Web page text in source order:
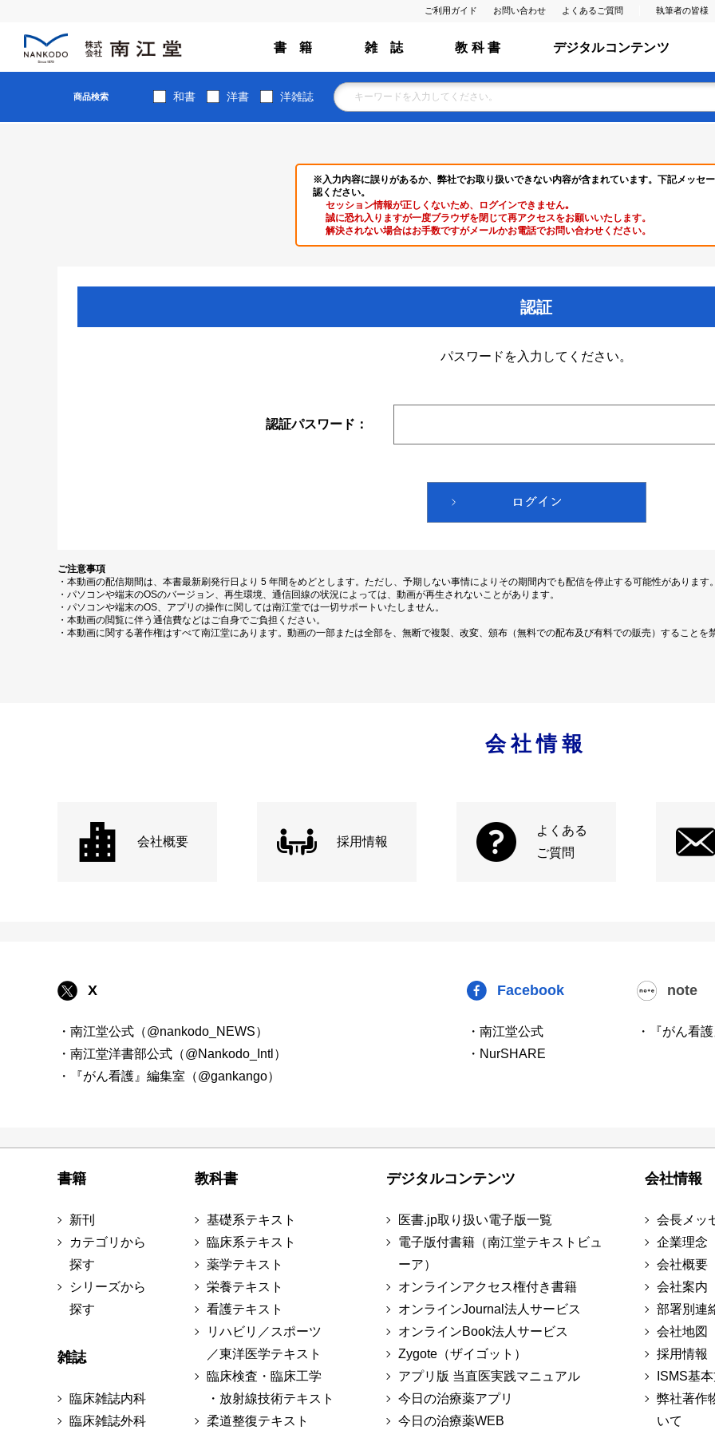
ご利用ガイド お問い合わせ よくあるご質問 執筆者の皆様
書 籍 雑 誌 教 科 書 デジタルコンテンツ
商品検索 和書 洋書 洋雑誌
※入力内容に誤りがあるか、弊社でお取り扱いできない内容が含まれています。下記メッセ
認ください。
セッション情報が正しくないため、ログインできません｡
誠に恐れ入りますが一度ブラウザを閉じて再アクセスをお願いいたします。
解決されない場合はお手数ですがメールかお電話でお問い合わせください。
認証
パスワードを入力してください。
認証パスワード：
ご注意事項
・本動画の配信期間は、本書最新刷発行日より 5 年間をめどとします。ただし、予期しない事情によりその期間内でも配信を停止する可能性があります。
・パソコンや端末のOSのバージョン、再生環境、通信回線の状況によっては、動画が再生されないことがあります。
・パソコンや端末のOS、アプリの操作に関しては南江堂では一切サポートいたしません。
・本動画の閲覧に伴う通信費などはご自身でご負担ください。
・本動画に関する著作権はすべて南江堂にあります。動画の一部または全部を、無断で複製、改変、頒布（無料での配布及び有料での販売）することを
会社情報
会社概要 採用情報
よくある
ご質問
X
・南江堂公式（@nankodo_NEWS）
・南江堂洋書部公式（@Nankodo_Intl）
・『がん看護』編集室（@gankango）
Facebook
・南江堂公式
・NurSHARE
note
・『がん看
書籍
新刊
カテゴリから
探す
シリーズから
探す
雑誌
臨床雑誌内科
臨床雑誌外科
教科書
基礎系テキスト
臨床系テキスト
薬学テキスト
栄養テキスト
看護テキスト
リハビリ／スポーツ
／東洋医学テキスト
臨床検査・臨床工学
・放射線技術テキスト
柔道整復テキスト
デジタルコンテンツ
医書.jp取り扱い電子版一覧
電子版付書籍（南江堂テキストビュ
ーア）
オンラインアクセス権付き書籍
オンラインJournal法人サービス
オンラインBook法人サービス
Zygote（ザイゴット）
アプリ版 当直医実践マニュアル
今日の治療薬アプリ
今日の治療薬WEB
会社情報
会長メッ
企業理念
会社概要
会社案内
部署別連
会社地図
採用情報
ISMS基
弊社著作
いて